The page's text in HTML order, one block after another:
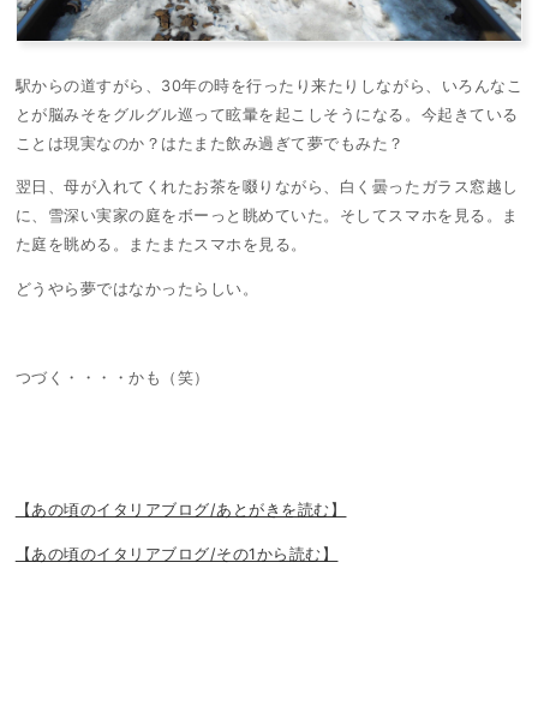
駅からの道すがら、30年の時を行ったり来たりしながら、いろんなこ
とが脳みそをグルグル巡って眩暈を起こしそうになる。今起きている
ことは現実なのか？はたまた飲み過ぎて夢でもみた？
翌日、母が入れてくれたお茶を啜りながら、白く曇ったガラス窓越し
に、雪深い実家の庭をボーっと眺めていた。そしてスマホを見る。ま
た庭を眺める。またまたスマホを見る。
どうやら夢ではなかったらしい。
つづく・・・・かも（笑）
【あの頃のイタリアブログ/あとがきを読む】
【あの頃のイタリアブログ/その1から読む】